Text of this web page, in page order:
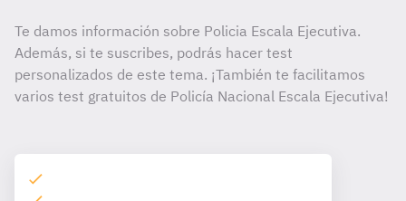
Te damos información sobre Policia Escala Ejecutiva.
Además, si te suscribes, podrás hacer test
personalizados de este tema. ¡También te facilitamos
varios test gratuitos de Policía Nacional Escala Ejecutiva!